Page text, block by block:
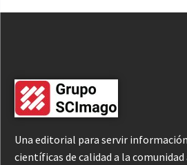
Una editorial para servir
científicas de calidad a la comunidad